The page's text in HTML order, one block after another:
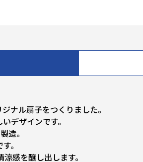
ナル扇子をつくりました。
デザインです。
造。
。
感を醸し出します。